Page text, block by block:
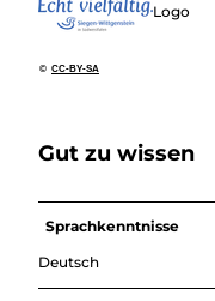
© CC-BY-SA
Logo
Gut zu wissen
Sprachkenntnisse
Deutsch